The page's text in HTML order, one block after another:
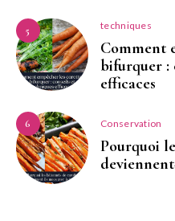
5 techniques
Comment
bifurquer :
efficaces
6 Conservation
Pourquoi